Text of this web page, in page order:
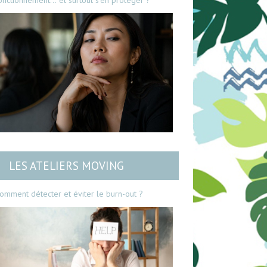
LES ATELIERS MOVING
détecter et éviter le burn-out ?